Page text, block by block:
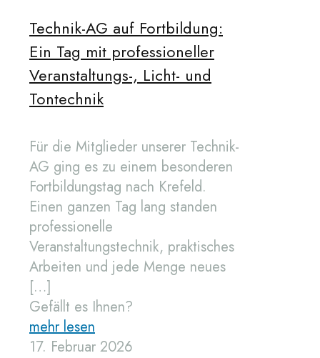
Technik-AG auf Fortbildung:
Ein Tag mit professioneller
Veranstaltungs-, Licht- und
Tontechnik
Für die Mitglieder unserer Technik-
AG ging es zu einem besonderen
Fortbildungstag nach Krefeld.
Einen ganzen Tag lang standen
professionelle
Veranstaltungstechnik, praktisches
Arbeiten und jede Menge neues
[…]
Gefällt es Ihnen?
mehr lesen
17. Februar 2026